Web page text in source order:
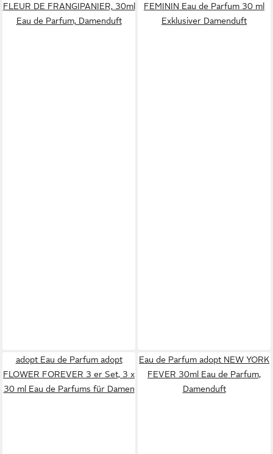
FLEUR DE FRANGIPANIER, 30ml
Eau de Parfum, Damenduft
FEMININ Eau de Parfum 30 ml
Exklusiver Damenduft
adopt Eau de Parfum adopt
FLOWER FOREVER 3 er Set, 3 x
30 ml Eau de Parfums für Damen
Eau de Parfum adopt NEW YORK
FEVER 30ml Eau de Parfum,
Damenduft